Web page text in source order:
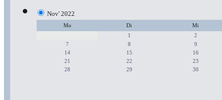
Nov' 2022
Mo Di
Mi
1
2
7
8
9
14
15
16
21
22
23
28
29 30